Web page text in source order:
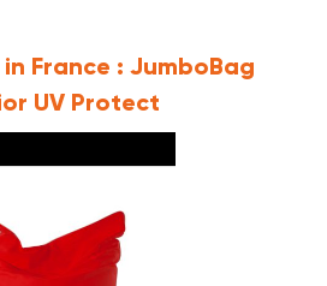
in France :JumboBag
UV Protect